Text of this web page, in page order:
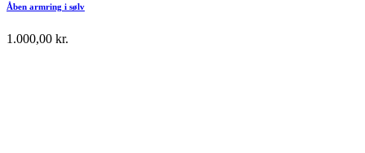
Åben armring i sølv
1.000,00 kr.